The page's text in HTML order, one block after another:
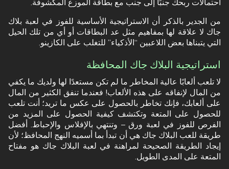
احتمالات ربحك جنبًا إلى جنب مع بطاقة الموزع المكشوفة.
من الجدير بالذكر أن الاستراتيجية الأساسية للفوز في لعبة بلاك
جاك لا علاقة لها بمفاهيم مثل عد البطاقات أو أي من تلك الحيل
التي يتبناها بعض اللاعبين “الأذكياء” للتغلب على الكازينو.
استراتيجية البلاك جاك المحافظة
لا تلعب ألعابًا عالية المخاطر ما لم تكن مستعدًا لها ولديك ما يكفي
من المال لإنفاقه على هذه الألعاب! فعندما تنفق الكثير من المال
على ألعابك، فإنك تخاطر بالحصول على عكس ما تريد؛ أنت تلعب
للحصول على المتعة وتكتشف كيفية الحصول على المزيد من
الفرص للفوز في لعبة ورق – وتنتهي بالإفلاس والإحباط. أفضل
طريقة للعب البلاك جاك هي أن تبدأ بما أسميه النهج المحافظ؛ لأن
إيجاد الطريقة الصحيحة لمراهنة في لعبة البلاك جاك هو مفتاح
المتعة على المدى الطويل.